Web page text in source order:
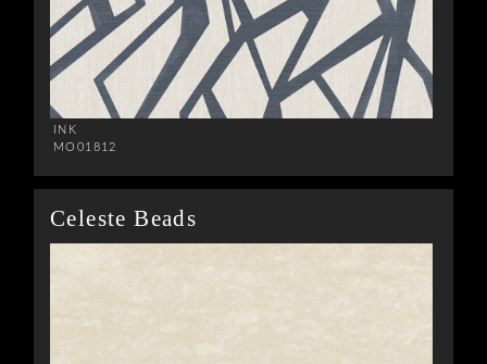
INK
MO01812
Celeste Beads